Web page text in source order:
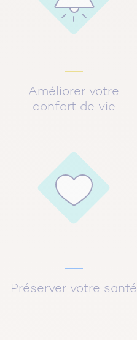
Améliorer votre
confort de vie
Préserver votre santé